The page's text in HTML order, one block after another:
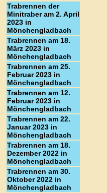
Trabrennen der
Minitraber am 2. April
2023 in
Mönchengladbach
Trabrennen am 18.
März 2023 in
Mönchengladbach
Trabrennen am 25.
Februar 2023 in
Mönchengladbach
Trabrennen am 12.
Februar 2023 in
Mönchengladbach
Trabrennen am 22.
Januar 2023 in
Mönchengladbach
Trabrennen am 18.
Dezember 2022 in
Mönchengladbach
Trabrennen am 30.
Oktober 2022 in
Mönchengladbach